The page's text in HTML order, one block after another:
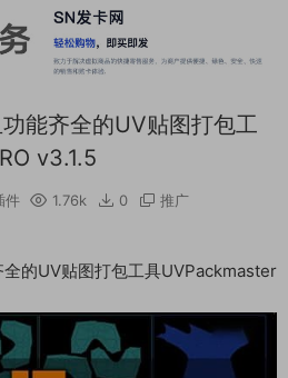
能齐全的UV贴图打包工
v3.1.5
件 1.76k 0 推广
的UV贴图打包工具UVPackmaster